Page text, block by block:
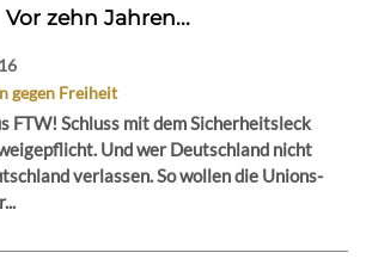
Vor zehn Jahren...
gegen Freiheit
FTW! Schluss mit dem Sicherheitsleck
Und wer Deutschland nicht
verlassen. So wollen die Unions-